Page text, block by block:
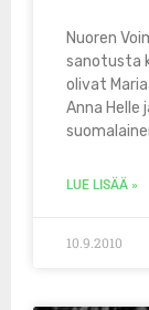
Nuoren
sanotusta
olivat
Anna Helle
LUE LISÄÄ »
10.9.2010